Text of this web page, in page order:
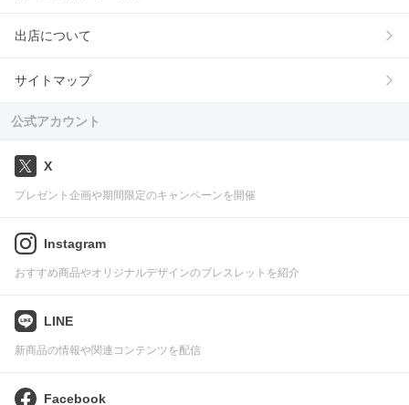
出店について
サイトマップ
公式アカウント
X
プレゼント企画や期間限定のキャンペーンを開催
Instagram
おすすめ商品やオリジナルデザインのブレスレットを紹介
LINE
新商品の情報や関連コンテンツを配信
Facebook